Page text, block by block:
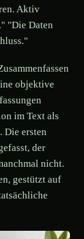
Aktiv
"Die Daten
objektive
im Text als
Die ersten
der
nicht.
gestützt auf